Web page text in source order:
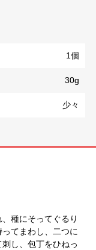
1個
30g
少々
種にそってぐるり
てまわし、二つに
し、包丁をひねっ